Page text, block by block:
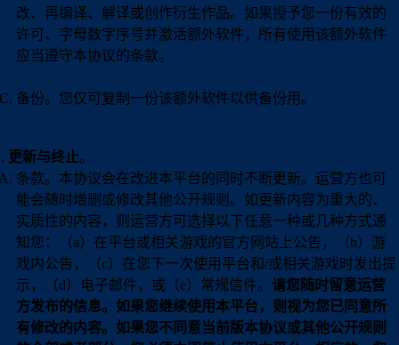
改、再编译、解译或创作衍生作品。如果授予您一份有效的
许可、字母数字序号并激活额外软件，所有使用该额外软件
应当遵守本协议的条款。
备份。您仅可复制一份该额外软件以供备份用。
更新与终止。
条款。本协议会在改进本平台的同时不断更新。运营方也可
能会随时增删或修改其他公开规则。如更新内容为重大的、
实质性的内容，则运营方可选择以下任意一种或几种方式通
知您：（a）在平台或相关游戏的官方网站上公告，（b）游
戏内公告，（c）在您下一次使用平台和/或相关游戏时发出提
示，（d）电子邮件，或（e）常规信件。 请您随时留意运营
方发布的信息。如果您继续使用本平台，则视为您已同意所
有修改的内容。如果您不同意当前版本协议或其他公开规则